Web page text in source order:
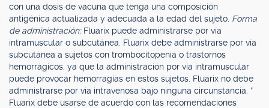
con una dosis de vacuna que tenga una composición
antigénica actualizada y adecuada a la edad del sujeto. Forma
de administración: Fluarix puede administrarse por vía
intramuscular o subcutánea. Fluarix debe administrarse por vía
subcutánea a sujetos con trombocitopenia o trastornos
hemorrágicos, ya que la administración por vía intramuscular
puede provocar hemorragias en estos sujetos. Fluarix no debe
administrarse por vía intravenosa bajo ninguna circunstancia. *
Fluarix debe usarse de acuerdo con las recomendaciones